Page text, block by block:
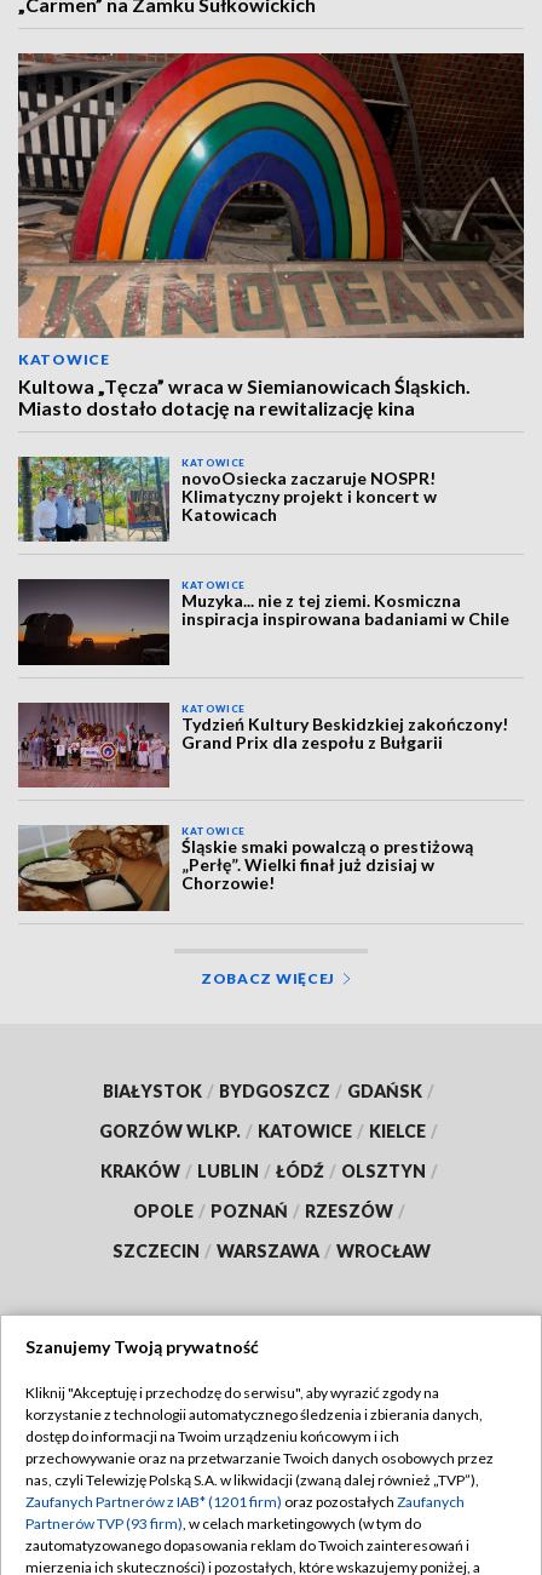
KATOWICE
Kultowa „Tęcza” wraca w Siemianowicach Śląskich.
Miasto dostało dotację na rewitalizację kina
KATOWICE
novoOsiecka zaczaruje NOSPR!
Klimatyczny projekt i koncert w
Katowicach
KATOWICE
Muzyka... nie z tej ziemi. Kosmiczna
inspiracja inspirowana badaniami w Chile
KATOWICE
Tydzień Kultury Beskidzkiej zakończony!
Grand Prix dla zespołu z Bułgarii
KATOWICE
Śląskie smaki powalczą o prestiżową
„Perłę”. Wielki finał już dzisiaj w
Chorzowie!
ZOBACZ WIĘCEJ
BIAŁYSTOK / BYDGOSZCZ / GDAŃSK /
GORZÓW WLKP. / KATOWICE / KIELCE /
KRAKÓW / LUBLIN / ŁÓDŹ / OLSZTYN /
OPOLE / POZNAŃ / RZESZÓW /
SZCZECIN / WARSZAWA / WROCŁAW
TVP
Abonament TVP
Emisja w TVP
Centrum informacji TVP
Regulamin TVP
Polityka prywatności
Moje zgody
Szanujemy Twoją prywatność
Kliknij "Akceptuję i przechodzę do serwisu", aby wyrazić zgody na
korzystanie z technologii automatycznego śledzenia i zbierania danych,
dostęp do informacji na Twoim urządzeniu końcowym i ich
przechowywanie oraz na przetwarzanie Twoich danych osobowych przez
nas, czyli Telewizję Polską S.A. w likwidacji (zwaną dalej również „TVP”),
Zaufanych Partnerów z IAB* (1201 firm) oraz pozostałych Zaufanych
Partnerów TVP (93 firm), w celach marketingowych (w tym do
zautomatyzowanego dopasowania reklam do Twoich zainteresowań i
mierzenia ich skuteczności) i pozostałych, które wskazujemy poniżej, a